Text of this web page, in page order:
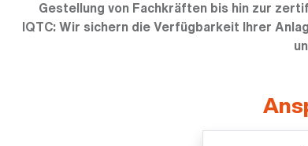
Gestellung von Fachkräften bis hin zur
IQTC: Wir sichern die Verfügbarkeit Ihrer